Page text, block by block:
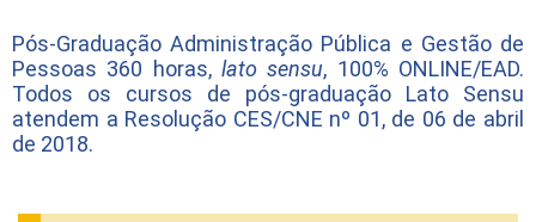
Pós-Graduação Administração Pública e Gestão de
Pessoas 360 horas, lato sensu, 100% ONLINE/EAD.
Todos os cursos de pós-graduação Lato Sensu
atendem a Resolução CES/CNE nº 01, de 06 de abril
de 2018.